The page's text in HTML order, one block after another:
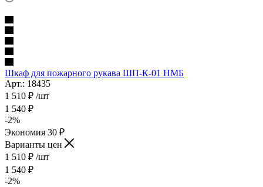
Шкаф для пожарного рукава ШП-К-01 НМБ
Арт.: 18435
1 510 ₽ /шт
1 540 ₽
-2%
Экономия 30 ₽
Варианты цен
1 510 ₽ /шт
1 540 ₽
-2%